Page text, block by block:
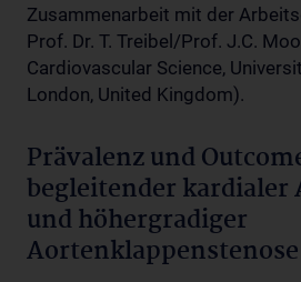
Zusammenarbeit mit der
Prof. Dr. T. Treibel/Prof. J.C.
Cardiovascular Science,
London, United Kingdom).
Prävalenz und
begleitender kardialer
und höhergradiger
Aortenklappenstenose